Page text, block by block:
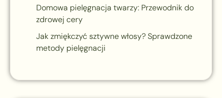
Domowa pielęgnacja twarzy: Przewodnik do
zdrowej cery
Jak zmiękczyć sztywne włosy? Sprawdzone
metody pielęgnacji